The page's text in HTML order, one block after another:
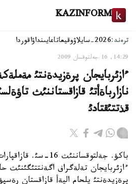
KAZINFORM
ترەند:2026-سايلاۋ وقيعاتاعايىنداۋاقوردا
14:29, 16 جەلتوقسان 2009
ءازئربايجان پرةزيدةنتئ
نازارباةأتئ قازاقستاننئث
قذتتئقتادئ
باكؤ. جةلتوقساننئث
ءازئربايجان تةلةگراف اگةنتتئگئنئث
پرةزيدةنتئ يلحام اليةأ قازاقستان